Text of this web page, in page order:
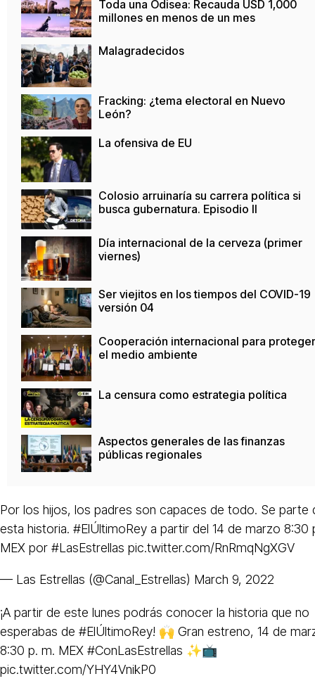
Toda una Odisea: Recauda USD 1,000
millones en menos de un mes
Malagradecidos
Fracking: ¿tema electoral en Nuevo
León?
La ofensiva de EU
Colosio arruinaría su carrera política si
busca gubernatura. Episodio II
Día internacional de la cerveza (primer
viernes)
Ser viejitos en los tiempos del COVID-19
versión 04
Cooperación internacional para proteger
el medio ambiente
La censura como estrategia política
Aspectos generales de las finanzas
públicas regionales
Por los hijos, los padres son capaces de todo. Se parte
esta historia. #ElÚltimoRey a partir del 14 de marzo 8:30
MEX por #LasEstrellas pic.twitter.com/RnRmqNgXGV
— Las Estrellas (@Canal_Estrellas) March 9, 2022
¡A partir de este lunes podrás conocer la historia que no
esperabas de #ElÚltimoRey! 🙌 Gran estreno, 14 de
8:30 p. m. MEX #ConLasEstrellas ✨📺
pic.twitter.com/YHY4VnikP0